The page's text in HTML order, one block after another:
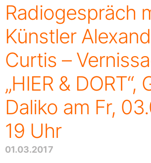
Radiogespräch
Künstler
Curtis –
„HIER & DORT“,
Daliko am Fr,
19 Uhr
01.03.2017